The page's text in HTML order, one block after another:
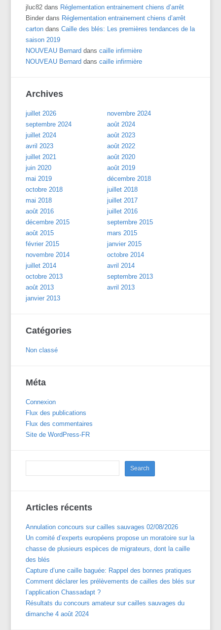
jluc82 dans Réglementation entrainement chiens d’arrêt
Binder dans Réglementation entrainement chiens d’arrêt
carton dansCaille des blés: Les premières tendances de la
saison 2019
NOUVEAU Bernard danscaille infirmière
NOUVEAU Bernard danscaille infirmière
Archives
juillet 2026
novembre 2024
septembre 2024
août 2024
juillet 2024
août 2023
avril 2023
août 2022
juillet 2021
août 2020
juin 2020
août 2019
mai 2019
décembre 2018
octobre 2018
juillet 2018
mai 2018
juillet 2017
août 2016
juillet 2016
décembre 2015
septembre 2015
août 2015
mars 2015
février 2015
janvier 2015
novembre 2014
octobre 2014
juillet 2014
avril 2014
octobre 2013
septembre 2013
août 2013
avril 2013
janvier 2013
Catégories
Non classé
Méta
Connexion
Flux des publications
Flux des commentaires
Site de WordPress-FR
Articles récents
Annulation concours sur cailles sauvages 02/08/2026
Un comité d’experts européens propose un moratoire sur la
chasse de plusieurs espèces de migrateurs, dont la caille
des blés
Capture d’une caille baguée: Rappel des bonnes pratiques
Comment déclarer les prélèvements de cailles des blés sur
l’application Chassadapt ?
Résultats du concours amateur sur cailles sauvages du
dimanche 4 août 2024